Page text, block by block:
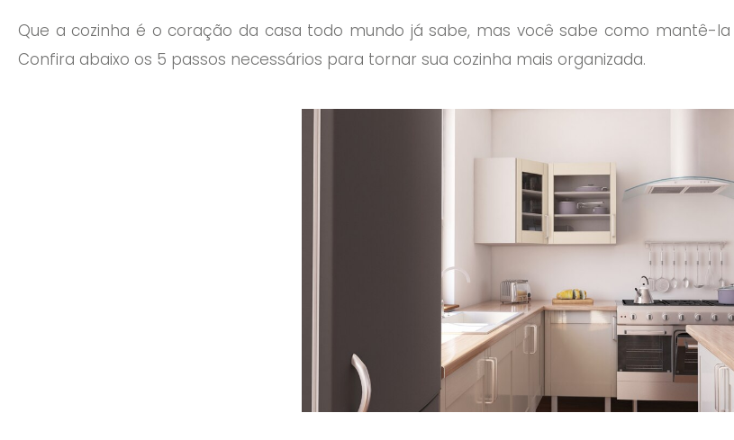
Que a cozinha é o coração da casa todo mundo já sabe, mas você sabe como mantê-
Confira abaixo os 5 passos necessários para tornar sua cozinha mais organizada.